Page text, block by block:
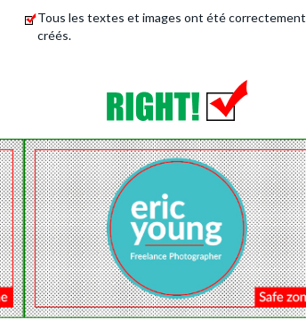
Tous les textes et images ont été correctement
créés.